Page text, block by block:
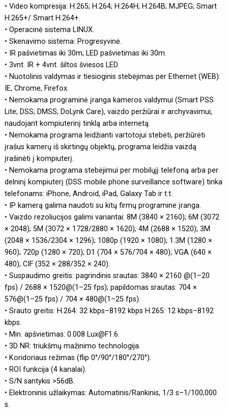
• Video kompresija: H.265; H.264; H.264H; H.264B; MJPEG; Smart
H.265+/ Smart H.264+.
• Operacinė sistema LINUX.
• Skenavimo sistema: Progresyvinė.
• IR pašvietimas iki 30m; LED pašvietimas iki 30m.
• 3vnt. IR + 4vnt. šiltos šviesos LED.
• Nuotolinis valdymas ir tiesioginis stebėjimas per Ethernet (WEB):
IE, Chrome, Firefox.
• Nemokama programinė įranga kameros valdymui (Smart PSS
Lite; DSS; DMSS; DoLynk Care), vaizdo peržiūrai ir archyvavimui,
naudojant kompiuterinį tinklą arba internetą.
• Nemokama programa leidžianti vartotojui stebėti, peržiūrėti
įrašus kamerų iš skirtingų objektų, programa leidžia vaizdą
įrašinėti į kompiuterį.
• Nemokama programa stebėjimui per mobilųjį telefoną arba per
delninį kompiuterį (DSS mobile phone surveillance software) tinka
telefonams: iPhone, Android, iPad, Galaxy Tab ir t.t.
• IP kamerą galima naudoti su kitų firmų programine įranga.
• Vaizdo rezoliucijos galimi variantai: 8M (3840 × 2160); 6M (3072
× 2048); 5M (3072 × 1728/2880 × 1620); 4M (2688 × 1520); 3M
(2048 × 1536/2304 × 1296); 1080p (1920 × 1080); 1.3M (1280 ×
960); 720p (1280 × 720); D1 (704 × 576/704 × 480); VGA (640 ×
480); CIF (352 × 288/352 × 240).
• Suspaudimo greitis: pagrindinis srautas: 3840 × 2160 @(1–20
fps) / 2688 × 1520@(1–25 fps); papildomas srautas: 704 ×
576@(1–25 fps) / 704 × 480@(1–25 fps).
• Srauto greitis: H.264: 32 kbps–8192 kbps H.265: 12 kbps–8192
kbps.
• Min. apšvietimas: 0.008 Lux@F1.6.
• 3D NR: triukšmų mažinimo technologija.
• Koridoriaus režimas (flip 0°/90°/180°/270°).
• ROI funkcija (4 kanalai).
• S/N santykis >56dB.
• Elektroninis užlaikymas: Automatinis/Rankinis, 1/3 s–1/100,000
s.